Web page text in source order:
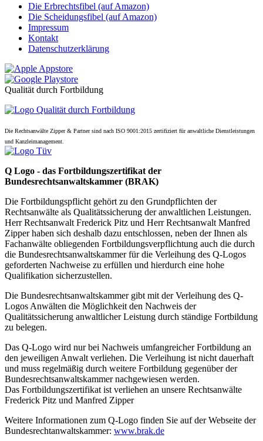
Die Erbrechtsfibel (auf Amazon)
Die Scheidungsfibel (auf Amazon)
Impressum
Kontakt
Datenschutzerklärung
Qualität durch Fortbildung
Die Rechtsanwälte Zipper & Partner sind nach ISO 9001:2015 zertifiziert für anwaltliche Dienstleistungen
und Kanzleimanagement.
Q Logo - das Fortbildungszertifikat der
Bundesrechtsanwaltskammer (BRAK)
Die Fortbildungspflicht gehört zu den Grundpflichten der
Rechtsanwälte als Qualitätssicherung der anwaltlichen Leistungen.
Herr Rechtsanwalt Frederick Pitz und Herr Rechtsanwalt Manfred
Zipper haben sich deshalb dazu entschlossen, neben der Ihnen als
Fachanwälte obliegenden Fortbildungsverpflichtung auch die durch
die Bundesrechtsanwaltskammer für die Verleihung des Q-Logos
geforderten Nachweise zu erfüllen und hierdurch eine hohe
Qualifikation sicherzustellen.
Die Bundesrechtsanwaltskammer gibt mit der Verleihung des Q-
Logos Anwälten die Möglichkeit den Nachweis der
Qualitätssicherung anwaltlicher Leistung durch ständige Fortbildung
zu belegen.
Das Q-Logo wird nur bei Nachweis umfangreicher Fortbildung an
den jeweiligen Anwalt verliehen. Die Verleihung ist nicht dauerhaft
und muss regelmäßig durch weitere Fortbildung gegenüber der
Bundesrechtsanwaltskammer nachgewiesen werden.
Das Fortbildungszertifikat ist verliehen an unsere Rechtsanwälte
Frederick Pitz und Manfred Zipper
Weitere Informationen zum Q-Logo finden Sie auf der Webseite der
Bundesrechtanwaltskammer: www.brak.de